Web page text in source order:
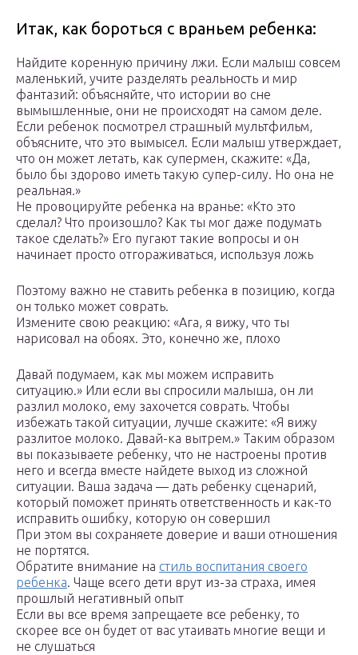
Итак, как бороться с враньем ребенка:
Найдите коренную причину лжи. Если малыш совсем
маленький, учите разделять реальность и мир
фантазий: объясняйте, что истории во сне
вымышленные, они не происходят на самом деле.
Если ребенок посмотрел страшный мультфильм,
объясните, что это вымысел. Если малыш утверждает,
что он может летать, как супермен, скажите: «Да,
было бы здорово иметь такую супер-силу. Но она не
реальная.»
Не провоцируйте ребенка на вранье: «Кто это
сделал? Что произошло? Как ты мог даже подумать
такое сделать?» Его пугают такие вопросы и он
начинает просто отгораживаться, используя ложь
Поэтому важно не ставить ребенка в позицию, когда
он только может соврать.
Измените свою реакцию: «Ага, я вижу, что ты
нарисовал на обоях. Это, конечно же, плохо
Давай подумаем, как мы можем исправить
ситуацию.» Или если вы спросили малыша, он ли
разлил молоко, ему захочется соврать. Чтобы
избежать такой ситуации, лучше скажите: «Я вижу
разлитое молоко. Давай-ка вытрем.» Таким образом
вы показываете ребенку, что не настроены против
него и всегда вместе найдете выход из сложной
ситуации. Ваша задача — дать ребенку сценарий,
который поможет принять ответственность и как-то
исправить ошибку, которую он совершил
При этом вы сохраняете доверие и ваши отношения
не портятся.
Обратите внимание на стиль воспитания своего
ребенка. Чаще всего дети врут из-за страха, имея
прошлый негативный опыт
Если вы все время запрещаете все ребенку, то
скорее все он будет от вас утаивать многие вещи и
не слушаться